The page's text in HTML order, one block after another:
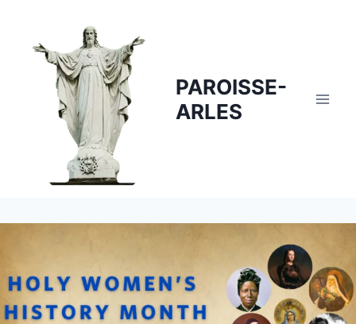
content
PAROISSE-
ARLES